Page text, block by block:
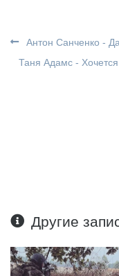
Антон Санченко -
Таня Адамс -
Другие